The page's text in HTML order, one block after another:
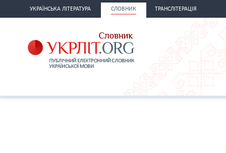
УКРАЇНСЬКА ЛІТЕРАТУРА СЛОВНИК ТРАНСЛІТЕРАЦІЯ